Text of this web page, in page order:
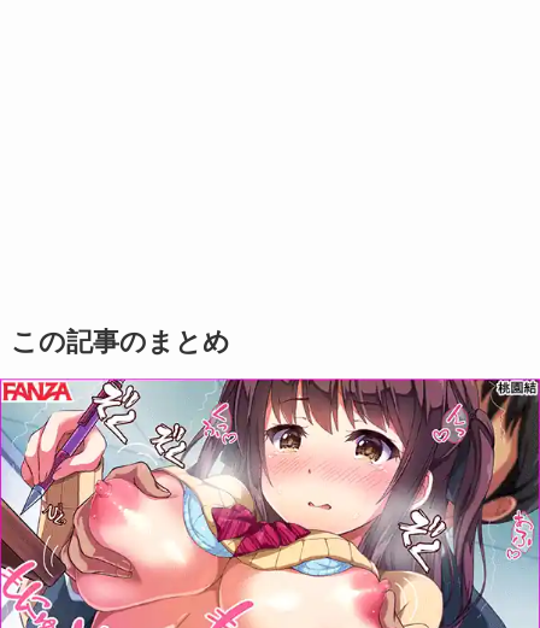
この記事のまとめ